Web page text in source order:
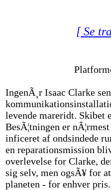
[ Se
IngenÃ¸r Isaac Clarke
levende mareridt. Skibet
BesÃ¦tningen er
inficeret af ondsindede
en reparationsmission
overlevelse for Clarke,
sig selv, men ogsÃ¥ for
planeten - for enhver pris.